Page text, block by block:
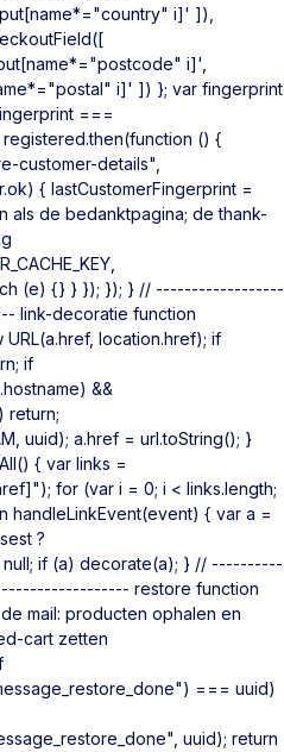
i]' ]),
i]',
i]' ]) }; var fingerprint
===
() {
customer-details",
{ lastCustomerFingerprint =
als de bedanktpagina; de thank-
(e) {} } }); }); } // ------------------
decoratie function
location.href); if
if
&&
return;
uuid); a.href = url.toString(); }
{ var links =
for (var i = 0; i < links.length;
{ var a =
?
if (a) decorate(a); } // ----------
restore function
mail: producten ophalen en
cart zetten
=== uuid)
uuid); return